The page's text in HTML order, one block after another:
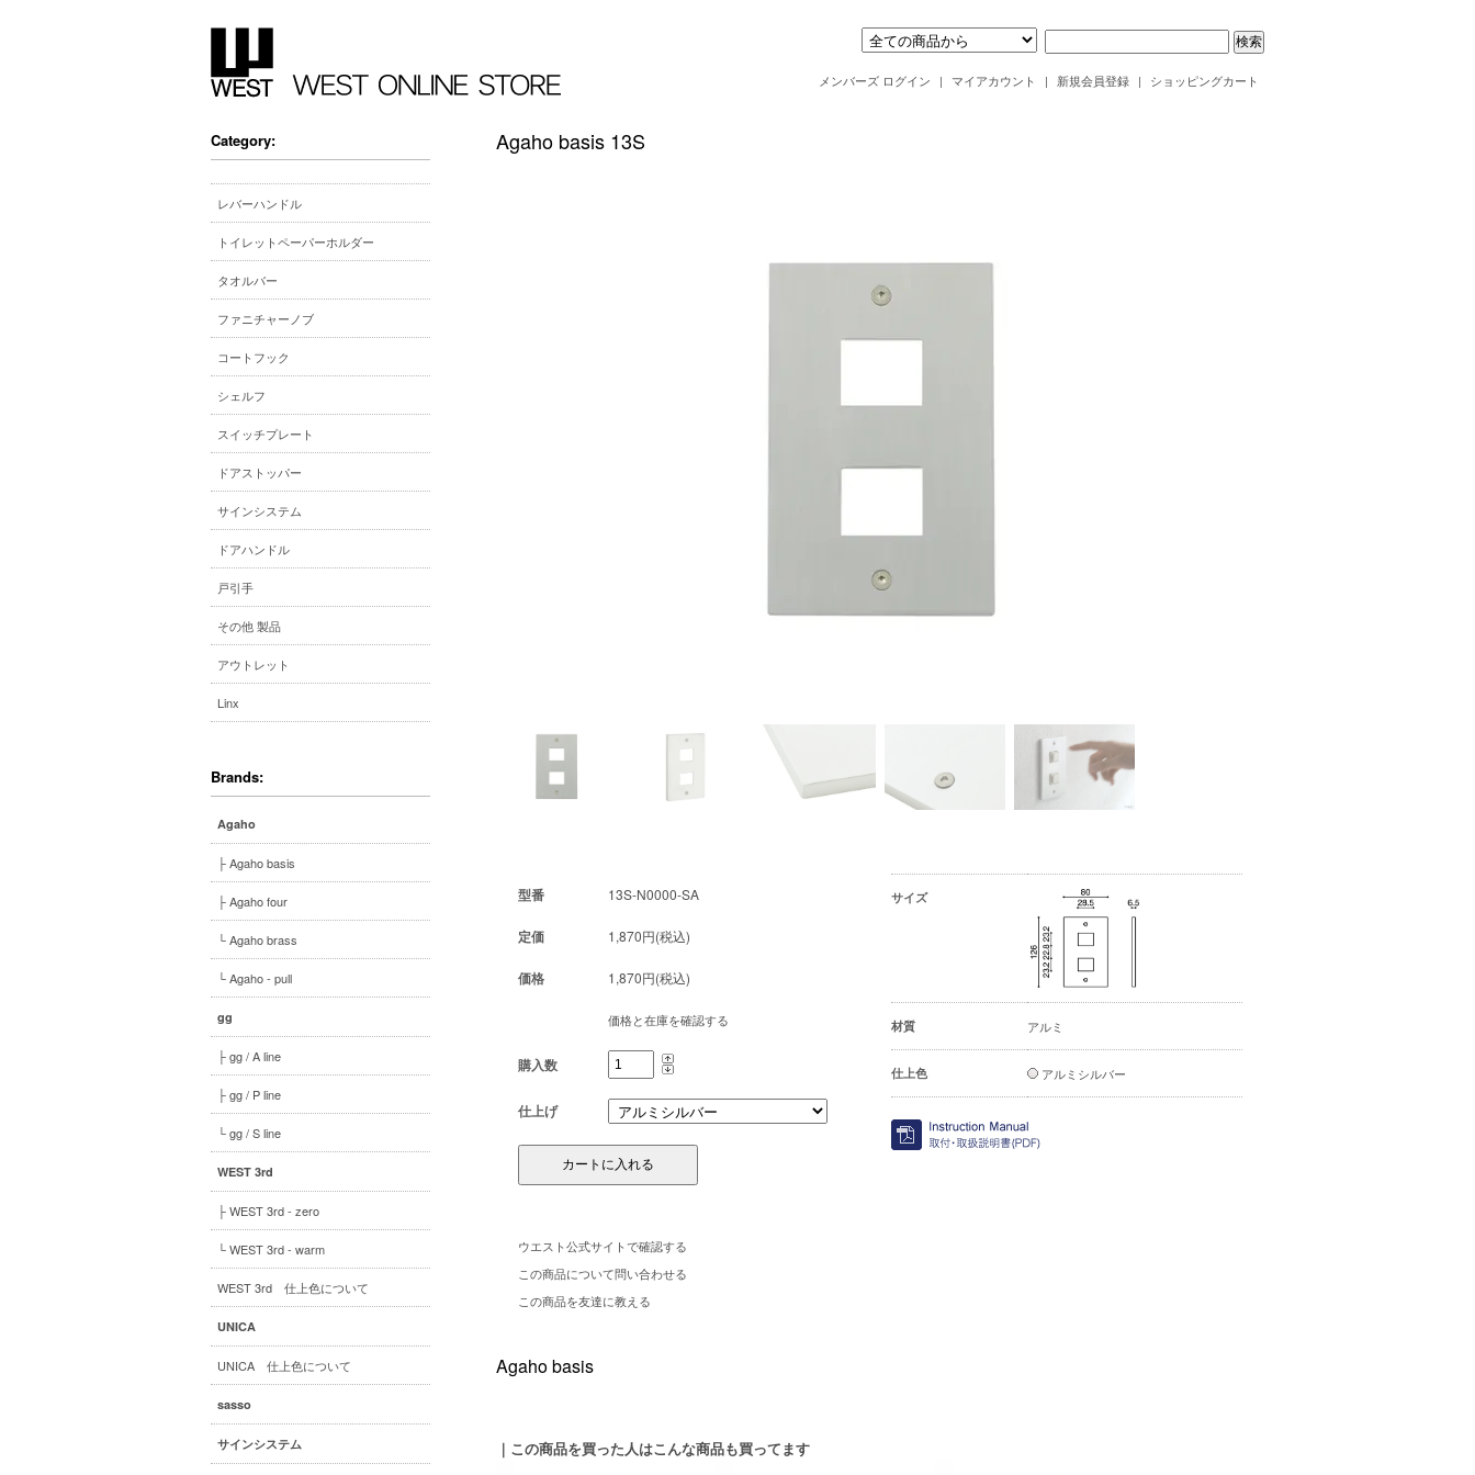
メンバーズ ログイン | マイアカウント | 新規会員登録 | ショッピングカート
Category:
レバーハンドル
トイレットペーパーホルダー
タオルバー
ファニチャーノブ
コートフック
シェルフ
スイッチプレート
ドアストッパー
サインシステム
ドアハンドル
戸引手
その他 製品
アウトレット
Linx
Brands:
Agaho
├ Agaho basis
├ Agaho four
└ Agaho brass
└ Agaho - pull
gg
├ gg / A line
├ gg / P line
└ gg / S line
WEST 3rd
├ WEST 3rd - zero
└ WEST 3rd - warm
WEST 3rd 仕上色について
UNICA
UNICA 仕上色について
sasso
サインシステム
Agaho basis 13S
型番 13S-N0000-SA
定価 1,870円(税込)
価格 1,870円(税込)
価格と在庫を確認する
購入数
仕上げ
ウエスト公式サイトで確認する
この商品について問い合わせる
この商品を友達に教える
サイズ
材質 アルミ
仕上色 アルミシルバー
Agaho basis
｜この商品を買った人はこんな商品も買ってます